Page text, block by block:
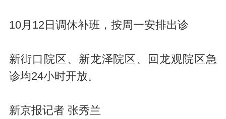
10月12日调休补班，按周一安排出诊
新街口院区、新龙泽院区、回龙观院区急
诊均24小时开放。
新京报记者 张秀兰